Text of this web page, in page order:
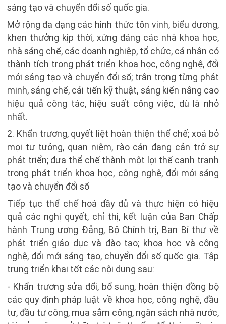
sáng tạo và chuyển đổi số quốc gia.
Mở rộng đa dạng các hình thức tôn vinh, biểu dương,
khen thưởng kịp thời, xứng đáng các nhà khoa học,
nhà sáng chế, các doanh nghiệp, tổ chức, cá nhân có
thành tích trong phát triển khoa học, công nghệ, đổi
mới sáng tạo và chuyển đổi số; trân trọng từng phát
minh, sáng chế, cải tiến kỹ thuật, sáng kiến nâng cao
hiệu quả công tác, hiệu suất công việc, dù là nhỏ
nhất.
2. Khẩn trương, quyết liệt hoàn thiện thể chế; xoá bỏ
mọi tư tưởng, quan niệm, rào cản đang cản trở sự
phát triển; đưa thể chế thành một lợi thế cạnh tranh
trong phát triển khoa học, công nghệ, đổi mới sáng
tạo và chuyển đổi số
Tiếp tục thể chế hoá đầy đủ và thực hiện có hiệu
quả các nghị quyết, chỉ thị, kết luận của Ban Chấp
hành Trung ương Đảng, Bộ Chính trị, Ban Bí thư về
phát triển giáo dục và đào tạo; khoa học và công
nghệ, đổi mới sáng tạo, chuyển đổi số quốc gia. Tập
trung triển khai tốt các nội dung sau:
- Khẩn trương sửa đổi, bổ sung, hoàn thiện đồng bộ
các quy định pháp luật về khoa học, công nghệ, đầu
tư, đầu tư công, mua sắm công, ngân sách nhà nước,